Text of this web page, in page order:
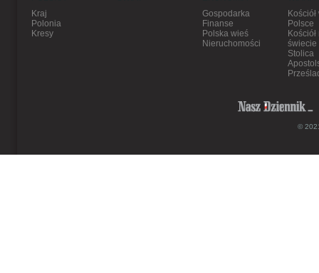
Kraj
Polonia
Kresy
Gospodarka
Finanse
Polska wieś
Nieruchomości
Kościół
Polsce
Kościół
świecie
Stolica
©